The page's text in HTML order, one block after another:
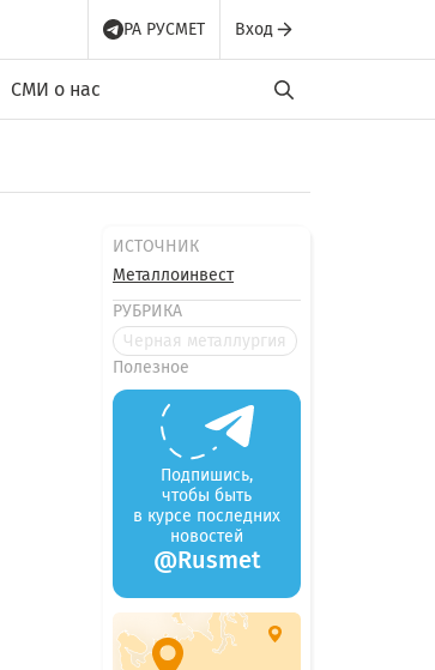
РА РУСМЕТ Вход
СМИ о нас
ИСТОЧНИК
Металлоинвест
РУБРИКА
Черная металлургия
Полезное
Подпишись,
чтобы быть
в курсе последних
новостей
@Rusmet